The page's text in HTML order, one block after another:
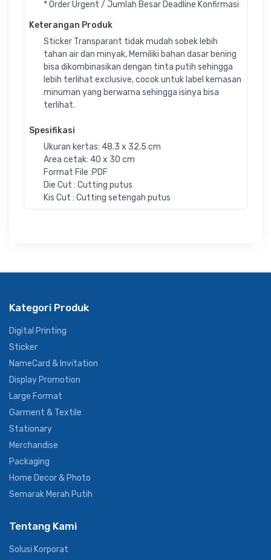
* Order Urgent / Jumlah Besar Deadline Konfirmasi
Keterangan Produk
Sticker Transparant tidak mudah sobek lebih
tahan air dan minyak, Memiliki bahan dasar bening
bisa dikombinasikan dengan tinta putih sehingga
lebih terlihat exclusive, cocok untuk label kemasan
minuman yang berwarna sehingga isinya bisa
terlihat.
Spesifikasi
Ukuran kertas: 48.3 x 32.5 cm
Area cetak: 40 x 30 cm
Format File :PDF
Die Cut : Cutting putus
Kis Cut : Cutting setengah putus
Kategori Produk
Digital Printing
Sticker
NameCard & Invitation
Display Promotion
Large Format
Garment & Textile
Stationary
Merchandise
Packaging
Home Decor & Photo
Semarak Merah Putih
Tentang Kami
Solusi Korporat